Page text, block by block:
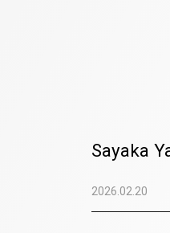
Sayaka
2026.02.20